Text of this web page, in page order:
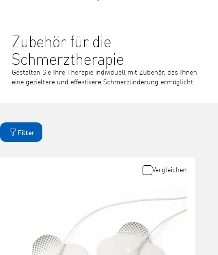
Zubehör für die
Schmerztherapie
Gestalten Sie Ihre Therapie individuell mit Zubehör, das Ihnen
eine gezieltere und effektivere Schmerzlinderung ermöglicht.
Filter
Vergleichen